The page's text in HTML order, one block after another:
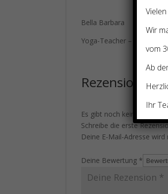
Bella Barbara
Yoga-Teacher – Healing-
Rezensionen
Es gibt noch keine
Schreibe die erste
Deine E-Mail-Adresse
Deine Bewertung *
Wir
vom
Ab
Ihr